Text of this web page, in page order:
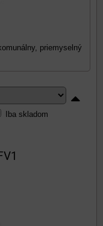
priemyselný
Iba skladom